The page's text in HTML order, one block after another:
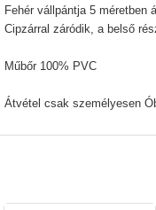
Fehér vállpántja 5 méretben
Cipzárral záródik, a belső
Műbőr 100% PVC
Átvétel csak személyesen